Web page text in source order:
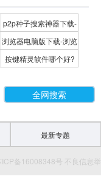
p2p种子搜索神器下载-
P2P种子搜索神器专题
浏览器电脑版下载-浏览
器下载合集
按键精灵软件哪个好?
最新专题
备16008348号 不良信息举